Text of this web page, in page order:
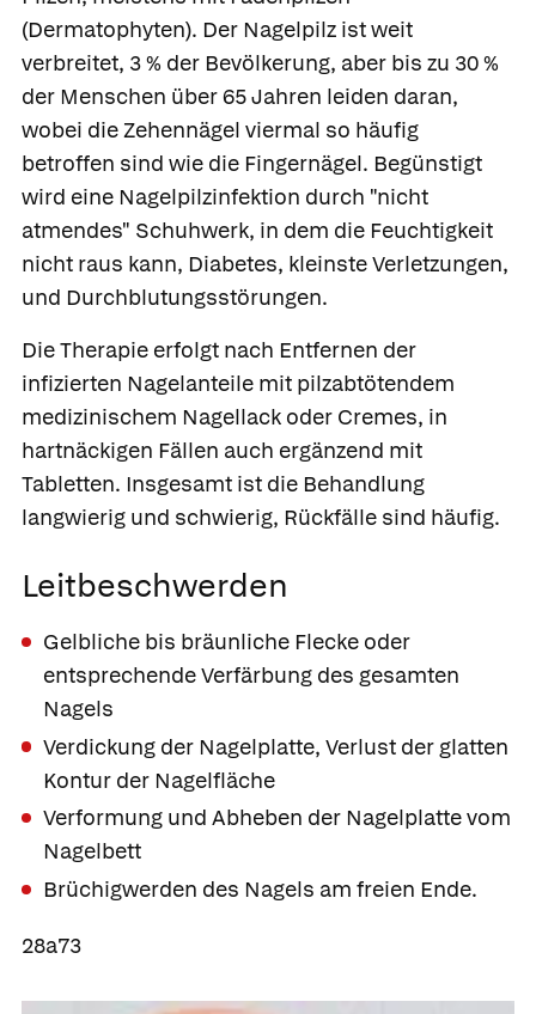
(Dermatophyten). Der Nagelpilz ist weit
verbreitet, 3 % der Bevölkerung, aber bis zu 30 %
der Menschen über 65 Jahren leiden daran,
wobei die Zehennägel viermal so häufig
betroffen sind wie die Fingernägel. Begünstigt
wird eine Nagelpilzinfektion durch "nicht
atmendes" Schuhwerk, in dem die Feuchtigkeit
nicht raus kann, Diabetes, kleinste Verletzungen,
und Durchblutungsstörungen.
Die Therapie erfolgt nach Entfernen der
infizierten Nagelanteile mit pilzabtötendem
medizinischem Nagellack oder Cremes, in
hartnäckigen Fällen auch ergänzend mit
Tabletten. Insgesamt ist die Behandlung
langwierig und schwierig, Rückfälle sind häufig.
Leitbeschwerden
Gelbliche bis bräunliche Flecke oder
entsprechende Verfärbung des gesamten
Nagels
Verdickung der Nagelplatte, Verlust der glatten
Kontur der Nagelfläche
Verformung und Abheben der Nagelplatte vom
Nagelbett
Brüchigwerden des Nagels am freien Ende.
28a73